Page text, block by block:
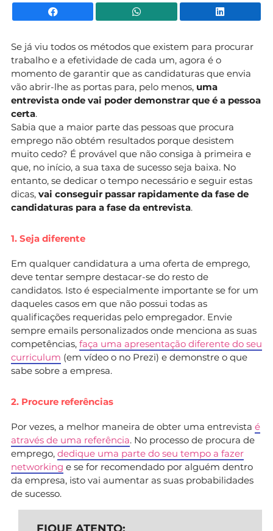
Facebook WhatsApp
Se já viu todos os métodos que existem para procurar
trabalho e a efetividade de cada um, agora é o
momento de garantir que as candidaturas que envia
vão abrir-lhe as portas para, pelo menos, uma
entrevista onde vai poder demonstrar que é a pessoa
certa.
Sabia que a maior parte das pessoas que procura
emprego não obtém resultados porque desistem
muito cedo? É provável que não consiga à primeira e
que, no início, a sua taxa de sucesso seja baixa. No
entanto, se dedicar o tempo necessário e seguir estas
dicas, vai conseguir passar rapidamente da fase de
candidaturas para a fase da entrevista.
1. Seja diferente
Em qualquer candidatura a uma oferta de emprego,
deve tentar sempre destacar-se do resto de
candidatos. Isto é especialmente importante se for um
daqueles casos em que não possui todas as
qualificações requeridas pelo empregador. Envie
sempre emails personalizados onde menciona as suas
competências, faça uma apresentação diferente do seu
curriculum (em vídeo o no Prezi) e demonstre o que
sabe sobre a empresa.
2. Procure referências
Por vezes, a melhor maneira de obter uma entrevista é
através de uma referência. No processo de procura de
emprego, dedique uma parte do seu tempo a fazer
networking e se for recomendado por alguém dentro
da empresa, isto vai aumentar as suas probabilidades
de sucesso.